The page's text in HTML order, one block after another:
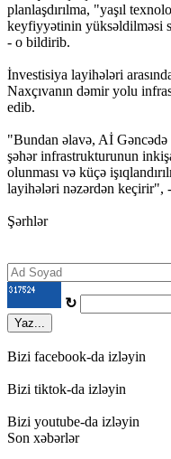
planlaşdırılma, "yaşıl
keyfiyyətinin yüksəldilməsi
- o bildirib.
İnvestisiya layihələri
Naxçıvanın dəmir yolu
edib.
"Bundan əlavə, Aİ Gəncədə
şəhər infrastrukturunun
olunması və küçə
layihələri nəzərdən keçirir",
Şərhlər
↻
Yaz...
Bizi facebook-da izləyin
Bizi tiktok-da izləyin
Bizi youtube-da izləyin
Son xəbərlər